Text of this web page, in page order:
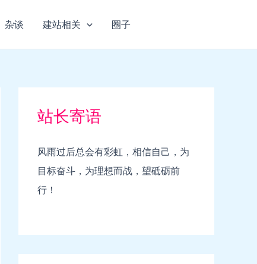
杂谈 建站相关 圈子
站长寄语
风雨过后总会有彩虹，相信自己，为
目标奋斗，为理想而战，望砥砺前
行！